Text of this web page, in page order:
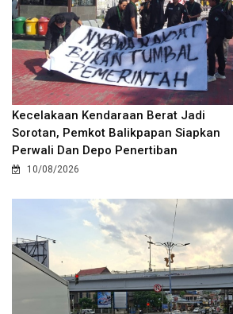
Kecelakaan Kendaraan Berat Jadi
Sorotan, Pemkot Balikpapan Siapkan
Perwali Dan Depo Penertiban
10/08/2026